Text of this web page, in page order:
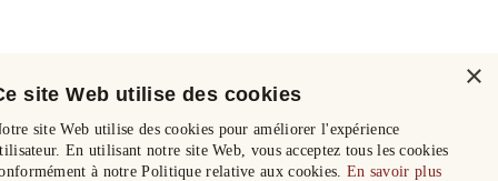
×
site Web utilise des cookies
site Web utilise des cookies pour améliorer l'expérience
En utilisant notre site Web, vous acceptez tous les cookies
à notre Politique relative aux cookies. En savoir plus